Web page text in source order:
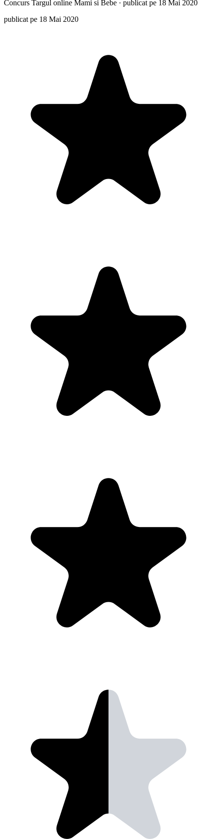
Concurs Targul online Mami si Bebe · publicat pe 18 Mai 2020
publicat pe 18 Mai 2020